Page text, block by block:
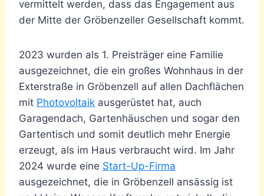
vermittelt werden, dass das Engagement aus
der Mitte der Gröbenzeller Gesellschaft kommt.
2023 wurden als 1. Preisträger eine Familie
ausgezeichnet, die ein großes Wohnhaus in der
Exterstraße in Gröbenzell auf allen Dachflächen
mit Photovoltaik ausgerüstet hat, auch
Garagendach, Gartenhäuschen und sogar den
Gartentisch und somit deutlich mehr Energie
erzeugt, als im Haus verbraucht wird. Im Jahr
2024 wurde eine Start-Up-Firma
ausgezeichnet, die in Gröbenzell ansässig ist